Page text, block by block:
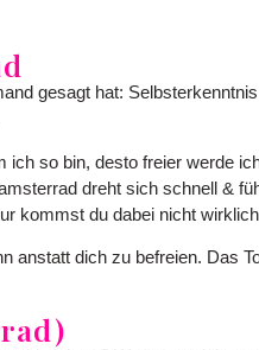
gesagt hat:
so bin, desto freier werde
dreht sich schnell &
kommst du dabei nicht
anstatt dich zu befreien. Das